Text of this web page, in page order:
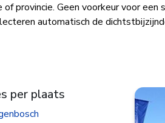
provincie. Geen voorkeur voor een
automatisch de
per plaats